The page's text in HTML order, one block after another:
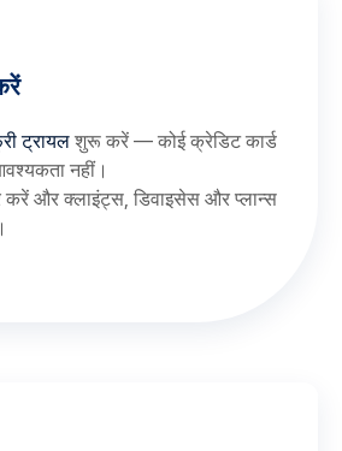
ट्रायल शुरू करें — कोई क्रेडिट कार्ड
नहीं।
करें और क्लाइंट्स, डिवाइसेस और प्लान्स